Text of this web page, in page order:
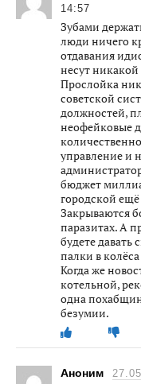
14:57
Зубами
люди ничего
отдавания
несут никакой
Прослойка
советской
должностей,
неофейковые
управление и
бюджет
городской ещё
Закрываются
паразитах. А
будете
палки в
Когда же
котельной,
одна
безумии.
Аноним